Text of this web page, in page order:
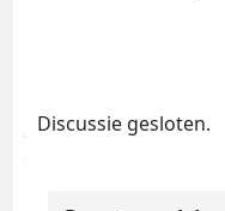
Discussie gesloten.